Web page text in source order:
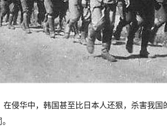
侵华中，韩国甚至比日本人还狠，杀害我